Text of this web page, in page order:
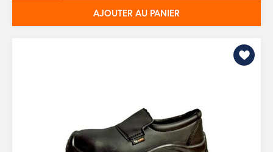
AJOUTER AU PANIER